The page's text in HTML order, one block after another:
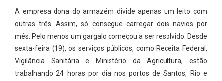
A empresa dona do armazém divide apenas um leito com
outras três. Assim, só consegue carregar dois navios por
mês. Pelo menos um gargalo começou a ser resolvido. Desde
sexta-feira (19), os serviços públicos, como Receita Federal,
Vigilância Sanitária e Ministério da Agricultura, estão
trabalhando 24 horas por dia nos portos de Santos, Rio e